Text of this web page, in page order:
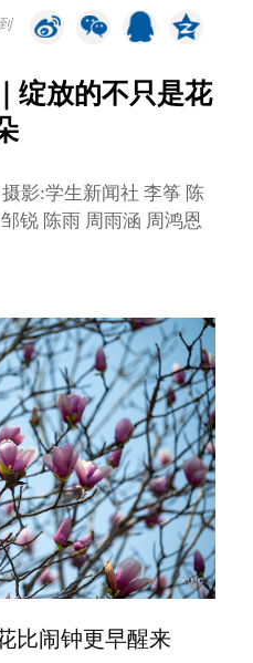
绽放的不只是花
影:学生新闻社 李筝 陈
锐 陈雨 周雨涵 周鸿恩
比闹钟更早醒来